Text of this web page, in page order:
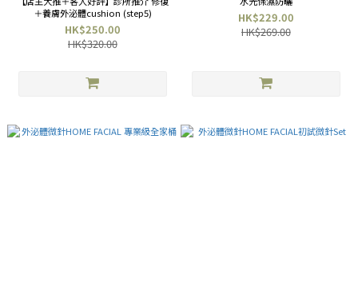
＋養膚外泌體cushion (step5)
HK$250.00
HK$320.00
HK$229.00
HK$269.00